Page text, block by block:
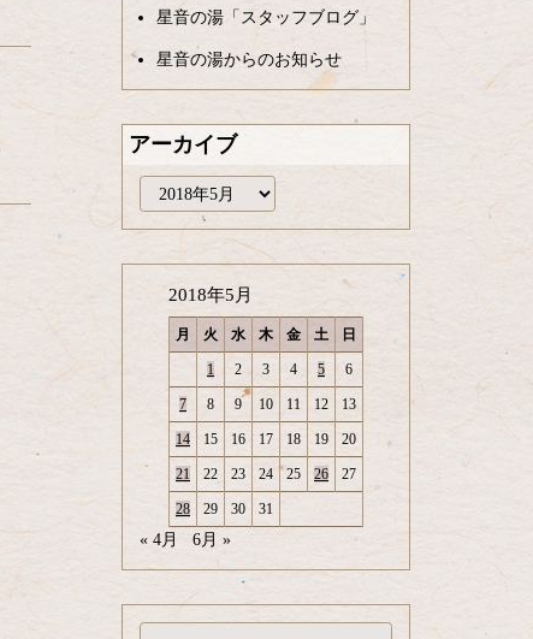
星音の湯「スタッフブログ」
星音の湯からのお知らせ
アーカイブ
ー
カ
イ
2018年5月
月 火 水 木 金 土 日
1 2 3 4 5 6
7 8 9 10 11 12 13
14 15 16 17 18 19 20
21 22 23 24 25 26 27
28 29 30 31
« 4月 6月 »